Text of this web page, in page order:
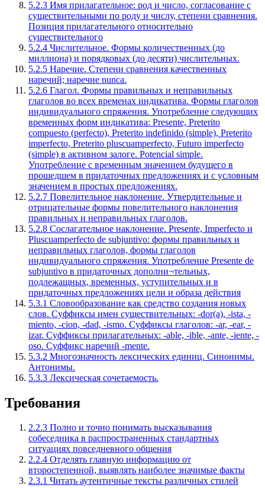
5.2.3 Имя прилагательное: род и число, согласование с
существительными по роду и числу, степени сравнения.
Позиция прилагательного относительно
существительного
5.2.4 Числительное. Формы количественных (до
миллиона) и порядковых (до десяти) числительных.
5.2.5 Наречие. Степени сравнения качественных
наречий; наречие nunca.
5.2.6 Глагол. Формы правильных и неправильных
глаголов во всех временах индикатива. Формы глаголов
индивидуального спряжения. Употребление следующих
временных форм индикатива: Presente, Preterito
compuesto (perfecto), Preterito indefinido (simple), Preterito
imperfecto, Preterito pluscuamperfecto, Futuro imperfecto
(simple) в активном залоге. Potencial simple.
Употребление с временным значением будущего в
прошедшем в придаточных предложениях и с условным
значением в простых предложениях.
5.2.7 Повелительное наклонение. Утвердительные и
отрицательные формы повелительного наклонения
правильных и неправильных глаголов.
5.2.8 Сослагательное наклонение. Presente, Imperfecto и
Pluscuamperfecto de subjuntivo: формы правильных и
неправильных глаголов, формы глаголов
индивидуального спряжения. Употребление Presente de
subjuntivo в придаточных дополни¬тельных,
подлежащных, временных, уступительных и в
придаточных предложениях цели и образа действия
5.3.1 Словообразование как средство создания новых
слов. Суффиксы имен существительных: -dor(a), -ista, -
miento, -cion, -dad, -ismo. Суффиксы глаголов: -ar, -ear, -
izar. Суффиксы прилагательных: -able, -ible, -ante, -iente, -
oso. Суффикс наречий -mente.
5.3.2 Многозначность лексических единиц. Синонимы.
Антонимы.
5.3.3 Лексическая сочетаемость.
Требования
2.2.3 Полно и точно понимать высказывания
собеседника в распространенных стандартных
ситуациях повседневного общения
2.2.4 Отделять главную информацию от
второстепенной, выявлять наиболее значимые факты
2.3.1 Читать аутентичные тексты различных стилей